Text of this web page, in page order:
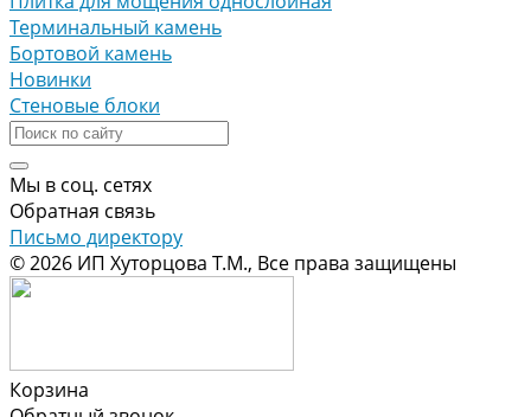
Терминальный камень
Бортовой камень
Новинки
Стеновые блоки
Мы в соц. сетях
Обратная связь
Письмо директору
© 2026 ИП Хуторцова Т.М., Все права защищены
Корзина